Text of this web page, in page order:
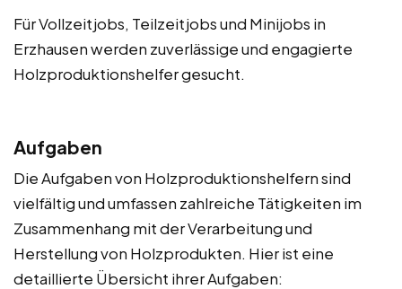
Für Vollzeitjobs, Teilzeitjobs und Minijobs in
Erzhausen werden zuverlässige und engagierte
Holzproduktionshelfer gesucht.
Aufgaben
Die Aufgaben von Holzproduktionshelfern sind
vielfältig und umfassen zahlreiche Tätigkeiten im
Zusammenhang mit der Verarbeitung und
Herstellung von Holzprodukten. Hier ist eine
detaillierte Übersicht ihrer Aufgaben: